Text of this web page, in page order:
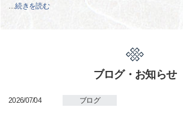
…続きを読む
ブログ・お知らせ
2026/07/04 ブログ